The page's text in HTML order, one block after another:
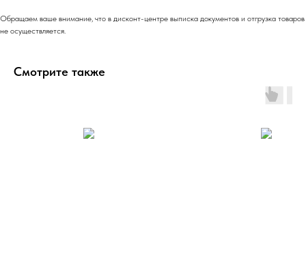
Обращаем ваше внимание, что в дисконт-центре выписка документов и отгрузка товаров
не осуществляется.
Смотрите также